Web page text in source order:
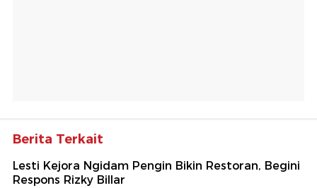
Berita Terkait
Lesti Kejora Ngidam Pengin Bikin Restoran, Begini
Respons Rizky Billar